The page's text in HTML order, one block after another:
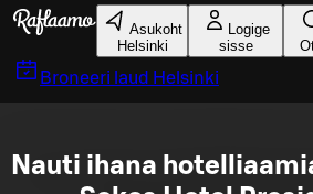
Liigu peamise sisu juurde
Asukoht
Helsinki
Logige
sisse
Broneeri laud Helsinki
Nauti ihana